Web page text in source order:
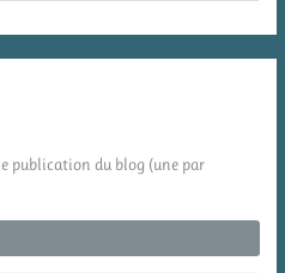
publication du blog (une par